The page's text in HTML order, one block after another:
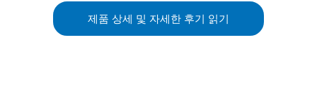
제품 상세 및 자세한 후기 읽기